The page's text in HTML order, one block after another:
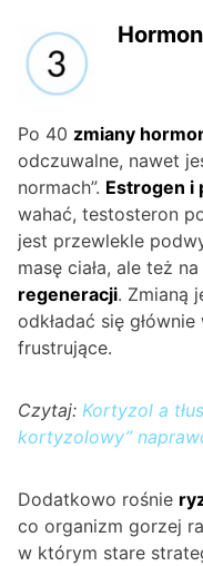
Po 40 zmiany
odczuwalne, nawet
normach”. Estrogen i
wahać, testosteron
jest przewlekle
masę ciała, ale też na
regeneracji. Zmianą
odkładać się
frustrujące.
Czytaj: Kortyzol a
kortyzolowy”
Dodatkowo rośnie
co organizm gorzej
w którym stare